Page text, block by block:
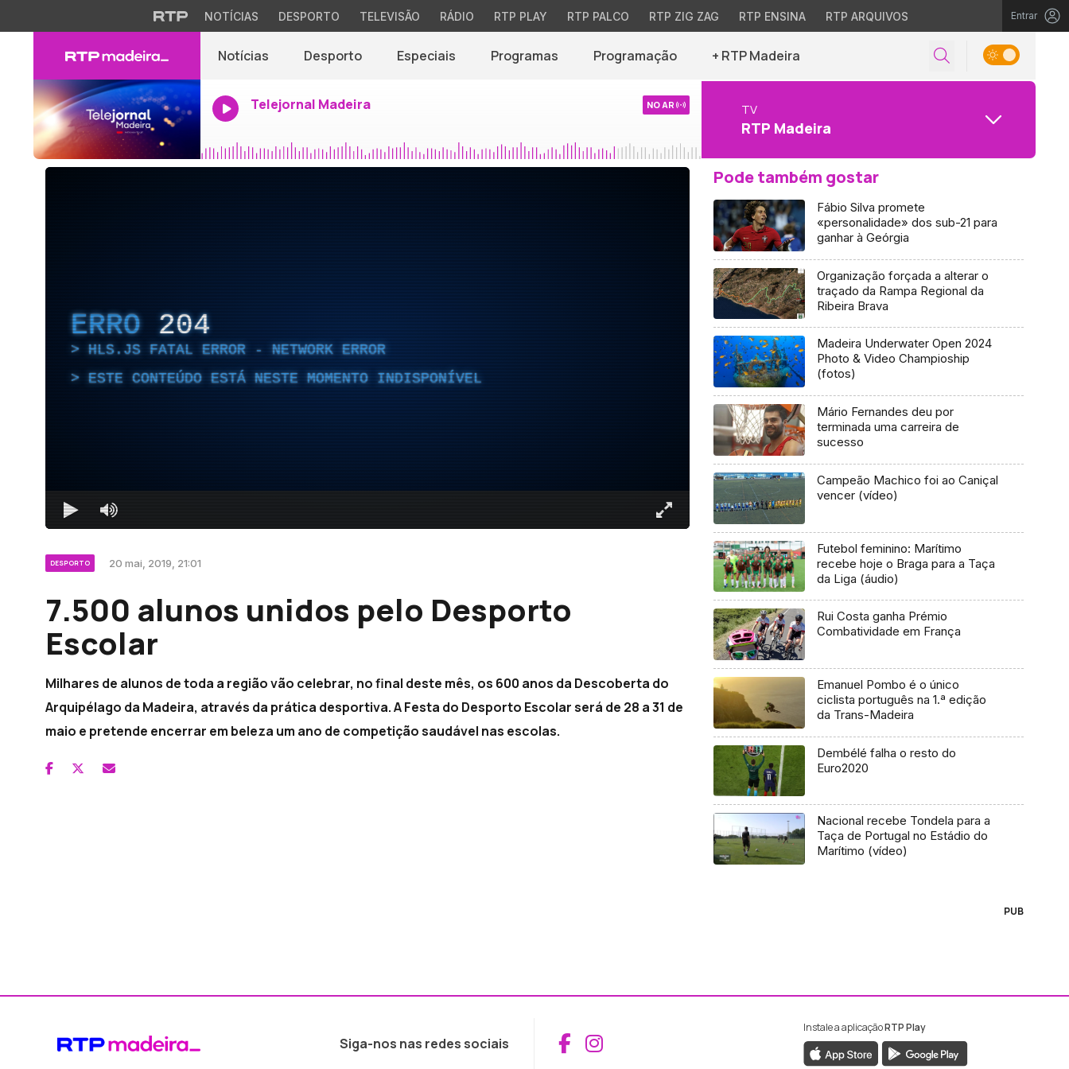
NOTÍCIAS DESPORTO TELEVISÃO RÁDIO RTP PLAY RTP PALCO RTP ZIG ZAG RTP ENSINA RTP ARQUIVOS Entrar
Notícias Desporto Especiais Programas Programação + RTP Madeira
Telejornal Madeira NO AR TV
RTP Madeira
ERRO 204
HLS.JS FATAL ERROR - NETWORK ERROR
ESTE CONTEÚDO ESTÁ NESTE MOMENTO INDISPONÍVEL
DESPORTO 20 mai, 2019, 21:01
7.500 alunos unidos pelo Desporto
Escolar
Milhares de alunos de toda a região vão celebrar, no final deste mês, os 600 anos da Descoberta do
Arquipélago da Madeira, através da prática desportiva. A Festa do Desporto Escolar será de 28 a 31 de
maio e pretende encerrar em beleza um ano de competição saudável nas escolas.
Pode também gostar
Fábio Silva promete
«personalidade» dos sub-21 para
ganhar à Geórgia
Organização forçada a alterar o
traçado da Rampa Regional da
Ribeira Brava
Madeira Underwater Open 2024
Photo & Video Champioship
(fotos)
Mário Fernandes deu por
terminada uma carreira de
sucesso
Campeão Machico foi ao Caniçal
vencer (vídeo)
Futebol feminino: Marítimo
recebe hoje o Braga para a Taça
da Liga (áudio)
Rui Costa ganha Prémio
Combatividade em França
Emanuel Pombo é o único
ciclista português na 1.ª edição
da Trans-Madeira
Dembélé falha o resto do
Euro2020
Nacional recebe Tondela para a
Taça de Portugal no Estádio do
Marítimo (vídeo)
PUB
Siga-nos nas redes sociais Aceder ao Facebook da RTP Madeira
Aceder ao Instagram da RTP Madeira
Instale a aplicaçãoRTP Play